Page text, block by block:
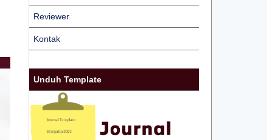
Reviewer
Kontak
Unduh Template